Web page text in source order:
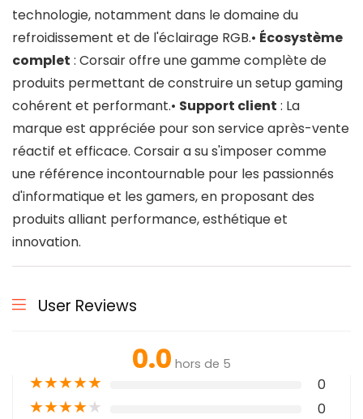
technologie, notamment dans le domaine du
refroidissement et de l'éclairage RGB.• Écosystème
complet : Corsair offre une gamme complète de
produits permettant de construire un setup gaming
cohérent et performant.• Support client : La
marque est appréciée pour son service après-vente
réactif et efficace. Corsair a su s'imposer comme
une référence incontournable pour les passionnés
d'informatique et les gamers, en proposant des
produits alliant performance, esthétique et
innovation.
User Reviews
0.0 hors de 5
★★★★★ 0
★★★★★ 0